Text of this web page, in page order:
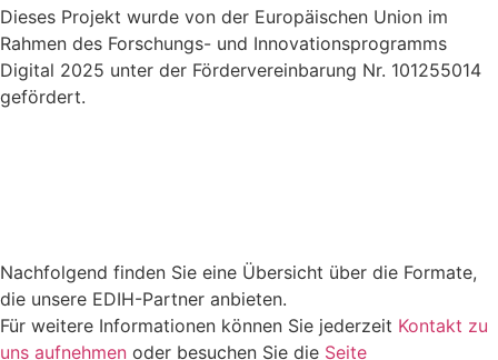
Dieses Projekt wurde von der Europäischen Union im
Rahmen des Forschungs- und Innovationsprogramms
Digital 2025 unter der Fördervereinbarung Nr. 101255014
gefördert.
Nachfolgend finden Sie eine Übersicht über die Formate,
die unsere EDIH-Partner anbieten.
Für weitere Informationen können Sie jederzeit Kontakt zu
uns aufnehmen oder besuchen Sie die Seite